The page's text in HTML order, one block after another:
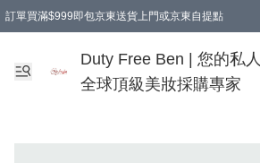
訂單買滿$999即包京東送貨上門或京東自提點
Duty Free Ben | 您的私人
全球頂級美妝採購專家